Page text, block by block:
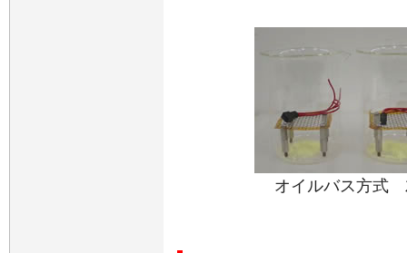
オイルバス方式（